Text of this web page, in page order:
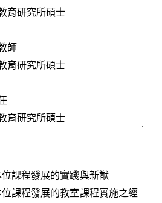
課程發展的實踐與新猷
課程發展的教室課程實施之經